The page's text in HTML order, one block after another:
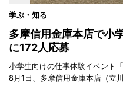
学ぶ・知る
多摩信用金庫本店で
に172人応募
小学生向けの仕事体験イベント
8月1日、多摩信用金庫本店（立